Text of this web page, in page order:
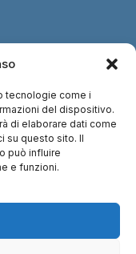
tecnologie come i
del dispositivo.
di elaborare dati come
su questo sito. Il
può influire
e funzioni.